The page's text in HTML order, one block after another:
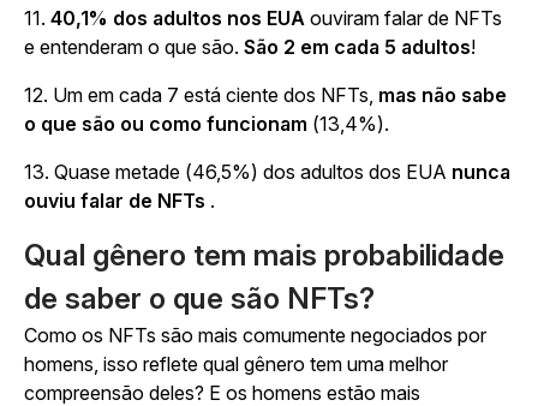
11. 40,1% dos adultos nos EUA ouviram falar de NFTs
e entenderam o que são. São 2 em cada 5 adultos!
12. Um em cada 7 está ciente dos NFTs, mas não sabe
o que são ou como funcionam (13,4%).
13. Quase metade (46,5%) dos adultos dos EUA nunca
ouviu falar de NFTs .
Qual gênero tem mais probabilidade
de saber o que são NFTs?
Como os NFTs são mais comumente negociados por
homens, isso reflete qual gênero tem uma melhor
compreensão deles? E os homens estão mais